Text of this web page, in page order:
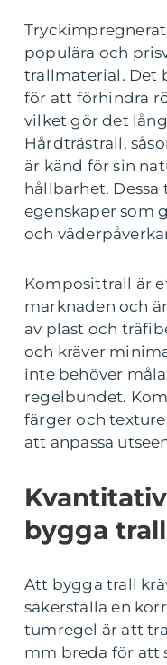
populära och
trallmaterial. Det
för att förhindra
vilket gör det
Hårdträstrall,
är känd för sin
hållbarhet.
egenskaper som
och
Komposittrall är
marknaden och
av plast och
och kräver
inte behöver
regelbundet.
färger och
att anpassa
bygga trall
Att bygga trall
säkerställa en
tumregel är att
mm breda för att